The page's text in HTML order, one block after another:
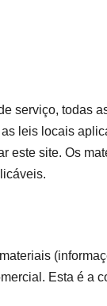
serviço, todas
leis locais
este site. Os
Esta é a